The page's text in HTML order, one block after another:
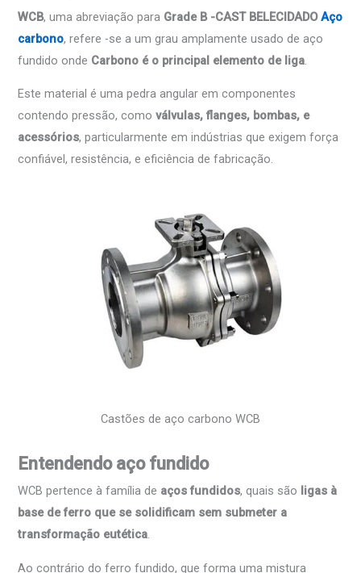
WCB, uma abreviação para Grade B -CAST BELECIDADOAço
carbono, refere -se a um grau amplamente usado de aço
fundido onde Carbono é o principal elemento de liga.
Este material é uma pedra angular em componentes
contendo pressão, comoválvulas, flanges, bombas, e
acessórios, particularmente em indústrias que exigem força
confiável, resistência, e eficiência de fabricação.
Castões de aço carbono WCB
Entendendo aço fundido
WCB pertence à família de aços fundidos, quais são ligas à
base de ferro que se solidificam sem submeter a
transformação eutética.
Ao contrário do ferro fundido, que forma uma mistura